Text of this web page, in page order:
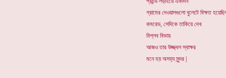
গ্রামের দেওয়ালগুলো বুলেটে বিক্ষত
কমরেড, সেদিকে তাকিয়ে দেখ
বিপ্লব বিভায়
আজও তার উজ্জ্বল স্বাক্ষর
মনে হয় অসহ্য সুন্দর |